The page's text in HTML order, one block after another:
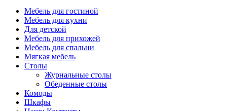
Мебель для гостиной
Мебель для кухни
Для детской
Мебель для прихожей
Мебель для спальни
Мягкая мебель
Столы
Журнальные столы
Обеденные столы
Комоды
Шкафы